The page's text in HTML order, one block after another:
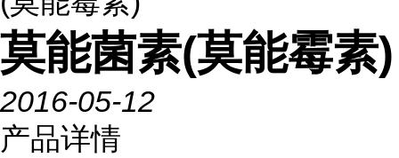
莫能菌素(莫能霉素)
2016-05-12
产品详情